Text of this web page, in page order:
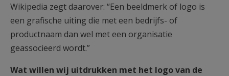
Wikipedia zegt daarover: “Een beeldmerk of logo is
een grafische uiting die met een bedrijfs- of
productnaam dan wel met een organisatie
geassocieerd wordt.”
Wat willen wij uitdrukken met het logo van de